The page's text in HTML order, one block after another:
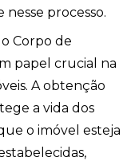
processo.
Corpo de
papel crucial na
A obtenção
a vida dos
o imóvel esteja